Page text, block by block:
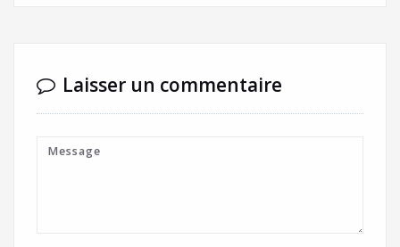
Laisser un commentaire